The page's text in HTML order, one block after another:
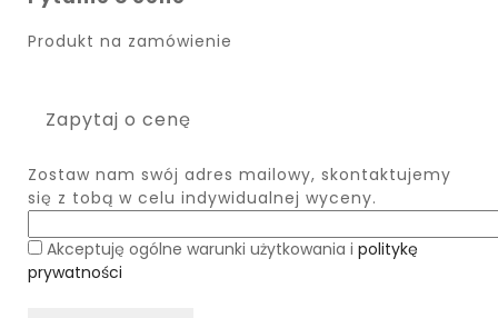
Produkt na zamówienie
Zapytaj o cenę
Zostaw nam swój adres mailowy, skontaktujemy
się z tobą w celu indywidualnej wyceny.
Akceptuję ogólne warunki użytkowania i politykę
prywatności